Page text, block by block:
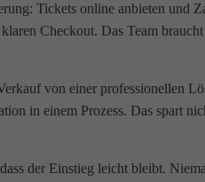
Tickets online anbieten
Checkout. Das Team
von einer professionellen
in einem Prozess. Das spart
der Einstieg leicht bleibt.